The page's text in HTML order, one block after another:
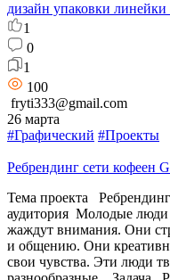
дизайн упаковки линейки
1
0
1
100
fryti333@gmail.com
26 марта
#Графический #Проекты
Ребрендинг сети кофеен
Тема проекта
аудитория Молодые люди
жаждут внимания. Они
и общению. Они
свои чувства. Эти люди